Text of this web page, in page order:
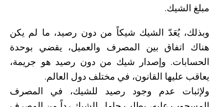
مبلغ الشيك.
وبذلك، يُعَدّ الشيك شيكاً من دون رصيد، ما لم يكن
هناك اتفاق بين المصرف والعميل، يقضي بوحدة
الحسابات. وإصدار شيك من دون رصيد هو جريمة،
يعاقب عليها القانون، في مختلف دول العالم.
ولإثبات عدم وجود رصيد للشيك، في المصرف